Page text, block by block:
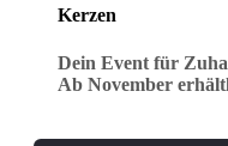
Kerzen
Dein Event für
Ab November